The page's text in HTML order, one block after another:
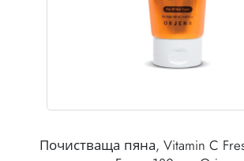
Почистваща пяна, Vitamin C